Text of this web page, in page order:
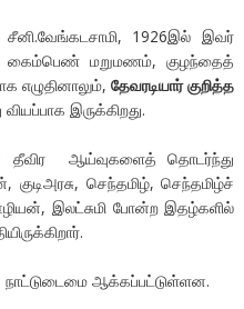
1926இல் இவர்
கைம்பெண் மறுமணம், குழந்தைத்
எழுதினாலும், தேவரடியார் குறித்த
இருக்கிறது.
தீவிர ஆய்வுகளைத் தொடர்ந்து
குடிஅரசு, செந்தமிழ், செந்தமிழ்ச்
இலட்சுமி போன்ற இதழ்களில்
ஆக்கப்பட்டுள்ளன.